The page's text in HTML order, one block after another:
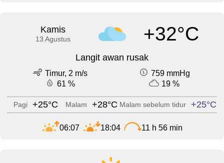
Kamis
13 Agustus +32°C
Langit awan rusak
Timur, 2 m/s
759 mmHg
61 %
19 %
Pagi +25°C Malam +28°C Malam sebelum tidur +25°C
06:07 18:04 11 h 56 min